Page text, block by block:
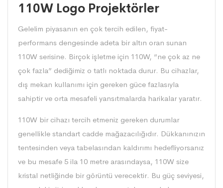
110W Logo Projektörler
Gelelim piyasanın en çok tercih edilen, fiyat-
performans dengesinde adeta bir altın oran sunan
110W serisine. Birçok işletme için 110W, “ne çok az ne
çok fazla” dediğimiz o tatlı noktada durur. Bu cihazlar,
dış mekan kullanımı için gereken güce fazlasıyla
sahiptir ve orta mesafeli yansıtmalarda harikalar yaratır.
110W bir cihazı tercih etmeniz gereken durumlar
genellikle standart cadde mağazacılığıdır. Dükkanınızın
tentesinden veya tabelasından kaldırımı hedefliyorsanız
ve bu mesafe 5 ila 10 metre arasındaysa, 110W size
kristal netliğinde bir görüntü verecektir. Bu güç seviyesi,